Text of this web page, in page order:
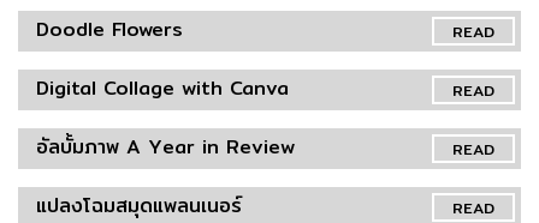
READ
Doodle Flowers
READ
Digital Collage with Canva
READ
อัลบั้มภาพ A Year in Review
READ
แปลงโฉมสมุดแพลนเนอร์